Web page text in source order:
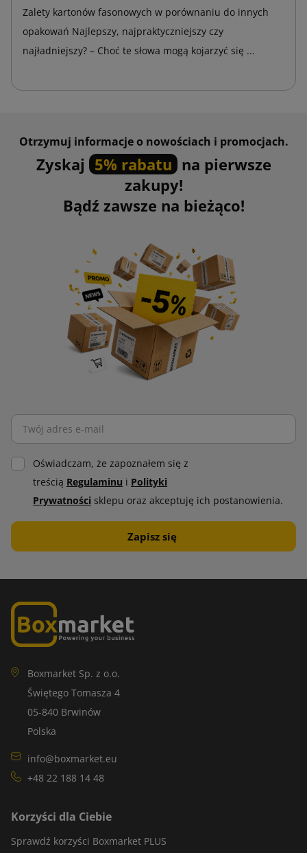
Zalety kartonów fasonowych w porównaniu do innych
opakowań Najlepszy, najpraktyczniejszy czy
najładniejszy? – Choć te słowa mogą kojarzyć się ...
Otrzymuj informacje o nowościach i promocjach.
Zyskaj 5% rabatu na pierwsze
zakupy!
Bądź zawsze na bieżąco!
Oświadczam, że zapoznałem się z
treścią Regulaminu i Polityki
Prywatności sklepu oraz akceptuję ich postanowienia.
Boxmarket Sp. z o.o.
Świętego Tomasza 4
05-840 Brwinów
Polska
info@boxmarket.eu
+48 22 188 14 48
Korzyści dla Ciebie
Sprawdź korzyści Boxmarket PLUS